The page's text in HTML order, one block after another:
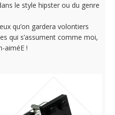
le style hipster ou du genre
qu’on gardera volontiers
qui s’assument comme moi,
aiméE !